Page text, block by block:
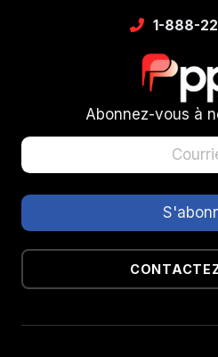
1-888-
Abonnez-vous à